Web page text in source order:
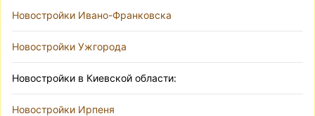
Новостройки Ивано-Франковска
Новостройки Ужгорода
Новостройки в Киевской области:
Новостройки Ирпеня